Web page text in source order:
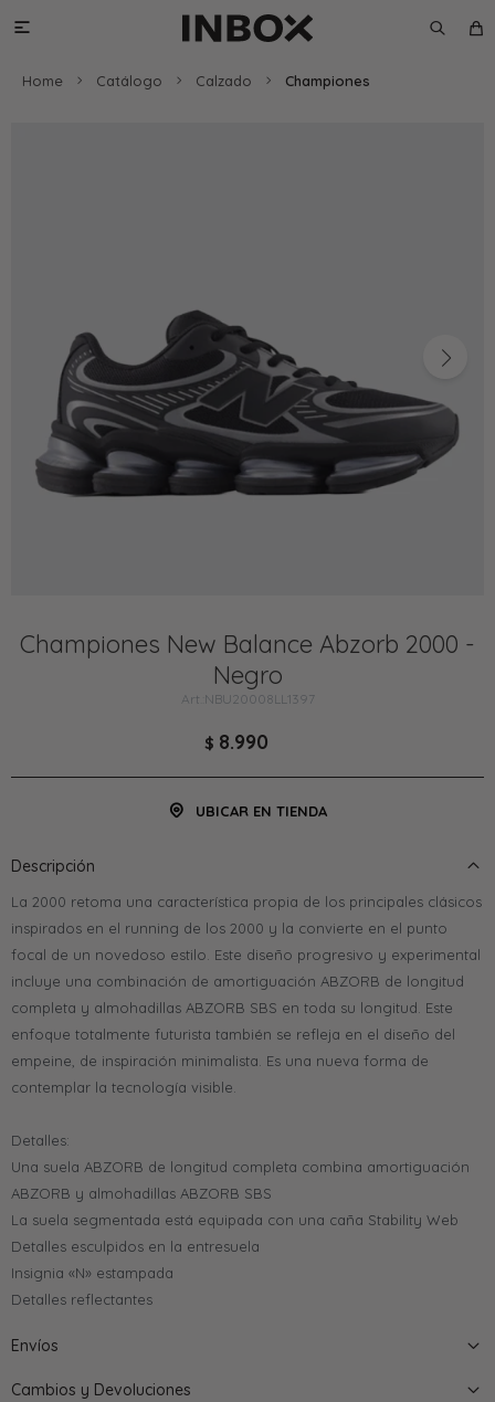

Home Catálogo Calzado Championes
Championes New Balance Abzorb 2000 -
Negro
NBU20008LL1397
$ 8.990
UBICAR EN TIENDA
Descripción
La 2000 retoma una característica propia de los principales clásicos
inspirados en el running de los 2000 y la convierte en el punto
focal de un novedoso estilo. Este diseño progresivo y experimental
incluye una combinación de amortiguación ABZORB de longitud
completa y almohadillas ABZORB SBS en toda su longitud. Este
enfoque totalmente futurista también se refleja en el diseño del
empeine, de inspiración minimalista. Es una nueva forma de
contemplar la tecnología visible.
Detalles:
Una suela ABZORB de longitud completa combina amortiguación
ABZORB y almohadillas ABZORB SBS
La suela segmentada está equipada con una caña Stability Web
Detalles esculpidos en la entresuela
Insignia «N» estampada
Detalles reflectantes
Envíos
Cambios y Devoluciones